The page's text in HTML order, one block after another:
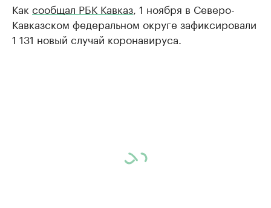
Как сообщал РБК Кавказ, 1 ноября в Северо-
Кавказском федеральном округе зафиксировали
1 131 новый случай коронавируса.